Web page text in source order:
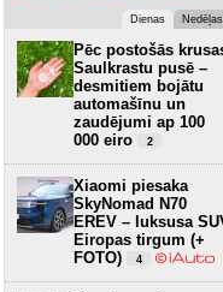
Dienas Nedēļas
Pēc postošās
Saulkrastu pusē –
desmitiem bojātu
automašīnu un
zaudējumi ap 100
000 eiro
2
Xiaomi piesaka
SkyNomad N70
EREV – luksusa
Eiropas tirgum (+
FOTO)
4